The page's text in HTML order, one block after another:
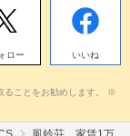
ロー いいね
ることをお勧めします。 ※